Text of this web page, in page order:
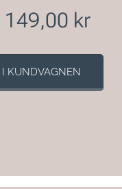
149,00 kr
I KUNDVAGNEN